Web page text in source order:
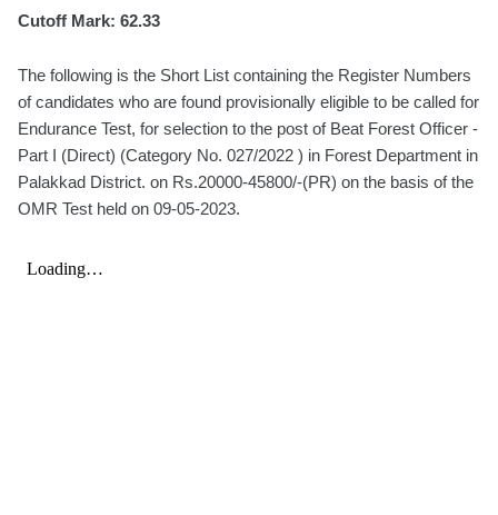
Cutoff Mark: 62.33
The following is the Short List containing the Register Numbers
of candidates who are found provisionally eligible to be called for
Endurance Test, for selection to the post of Beat Forest Officer -
Part I (Direct) (Category No. 027/2022 ) in Forest Department in
Palakkad District. on Rs.20000-45800/-(PR) on the basis of the
OMR Test held on 09-05-2023.